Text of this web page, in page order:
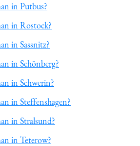
in Putbus?
in Rostock?
in Sassnitz?
in Schönberg?
in Schwerin?
in Steffenshagen?
in Stralsund?
in Teterow?